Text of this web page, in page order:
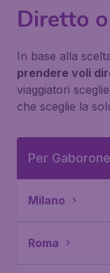
Diretto
In base alla
prendere voli
viaggiatori
che sceglie la
Per
Milano
Roma